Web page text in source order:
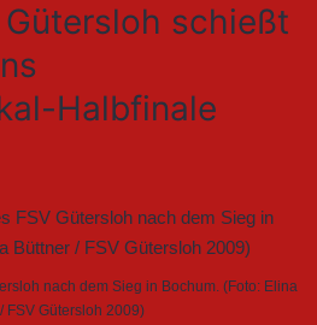
Gütersloh schießt
Halbfinale
nach dem Sieg in Bochum. (Foto: Elina
FSV Gütersloh 2009)